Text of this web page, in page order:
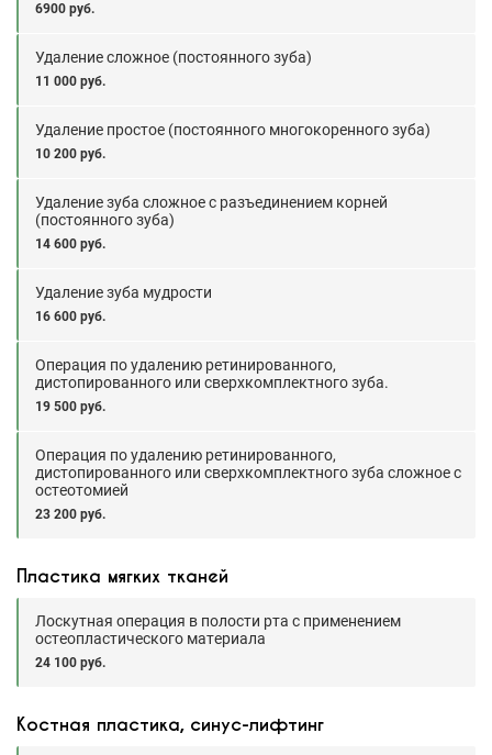
6900 руб.
Удаление сложное (постоянного зуба)
11 000 руб.
Удаление простое (постоянного многокоренного зуба)
10 200 руб.
Удаление зуба сложное с разъединением корней
(постоянного зуба)
14 600 руб.
Удаление зуба мудрости
16 600 руб.
Операция по удалению ретинированного,
дистопированного или сверхкомплектного зуба.
19 500 руб.
Операция по удалению ретинированного,
дистопированного или сверхкомплектного зуба сложное с
остеотомией
23 200 руб.
Пластика мягких тканей
Лоскутная операция в полости рта с применением
остеопластического материала
24 100 руб.
Костная пластика, синус-лифтинг